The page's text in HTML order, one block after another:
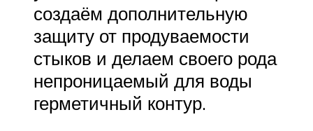
создаём дополнительную
защиту от продуваемости
стыков и делаем своего рода
непроницаемый для воды
герметичный контур.